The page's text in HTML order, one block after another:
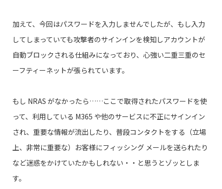
加えて、今回はパスワードを入力しませんでしたが、もし入力
してしまっていても攻撃者のサインインを検知しアカウントが
自動ブロックされる仕組みになっており、心強い二重三重のセ
ーフティーネットが張られています。
もし NRAS がなかったら……ここで取得されたパスワードを使
って、利用している M365 や他のサービスに不正にサインイン
され、重要な情報が流出したり、普段コンタクトをする（立場
上、非常に重要な）お客様にフィッシング メールを送られたり
など迷惑をかけていたかもしれない・・と思うとゾッとしま
す。